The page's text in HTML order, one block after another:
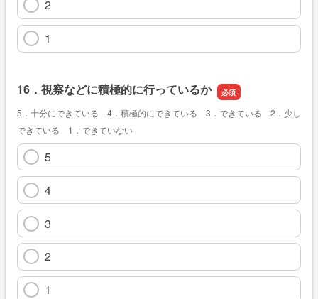
2
1
16．視察などに積極的に行っているか
5．十分にできている 4．積極的にできている 3．できている 2．少し
できている 1．できていない
5
4
3
2
1